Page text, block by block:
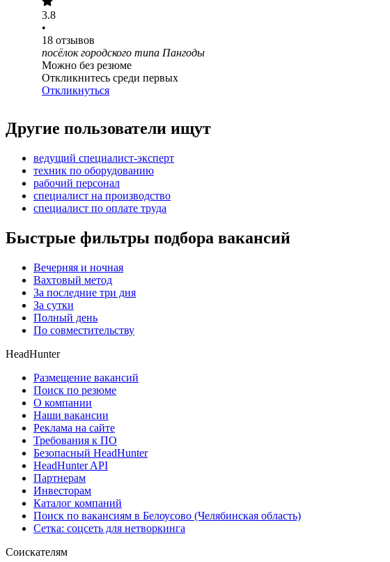
3.8
•
18 отзывов
посёлок городского типа Пангоды
Можно без резюме
Откликнитесь среди первых
Откликнуться
Другие пользователи ищут
ведущий специалист-эксперт
техник по оборудованию
рабочий персонал
специалист на производство
специалист по оплате труда
Быстрые фильтры подбора вакансий
Вечерняя и ночная
Вахтовый метод
За последние три дня
За сутки
Полный день
По совместительству
HeadHunter
Размещение вакансий
Поиск по резюме
О компании
Наши вакансии
Реклама на сайте
Требования к ПО
Безопасный HeadHunter
HeadHunter API
Партнерам
Инвесторам
Каталог компаний
Поиск по вакансиям в Белоусово (Челябинская область)
Сетка: соцсеть для нетворкинга
Соискателям